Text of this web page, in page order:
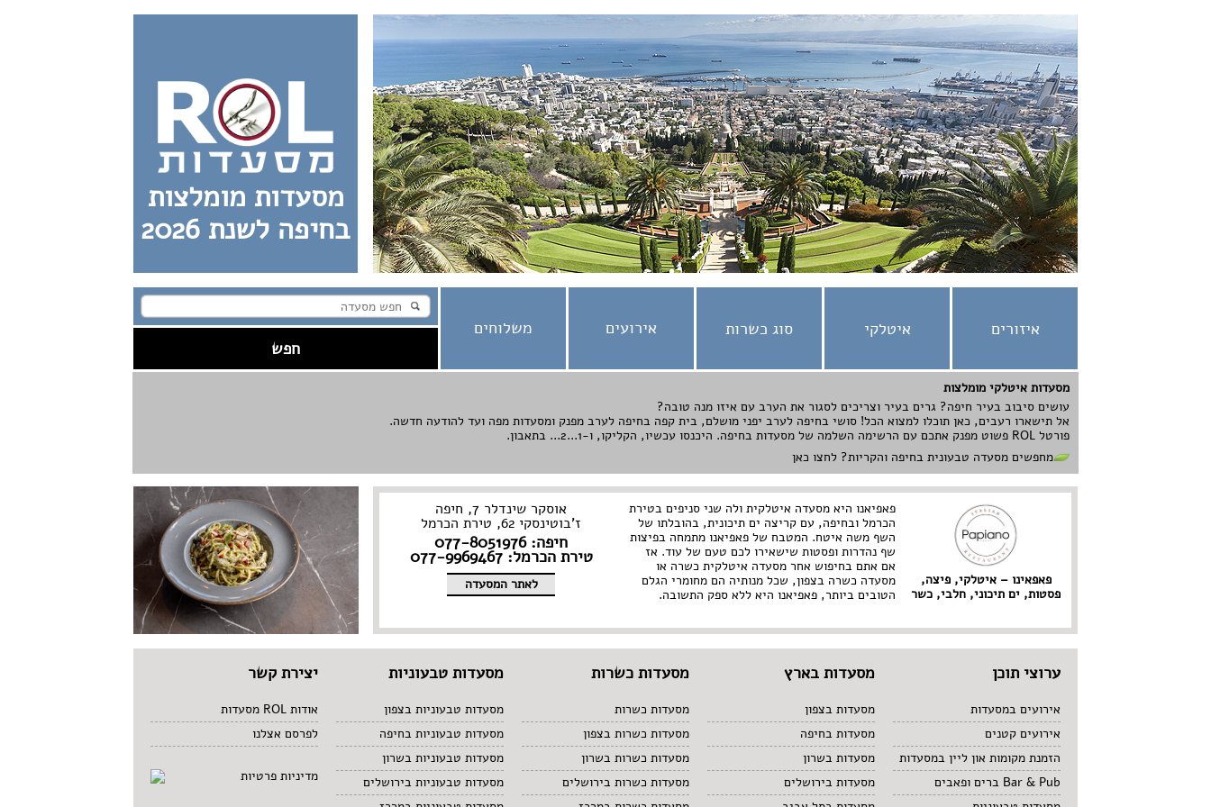
מסעדות מומלצות
בחיפה לשנת 2026
איזורים איטלקי סוג כשרות אירועים משלוחים
מסעדות איטלקי מומלצות
עושים סיבוב בעיר חיפה? גרים בעיר וצריכים לסגור את הערב עם איזו מנה טובה?
אל תישארו רעבים, כאן תוכלו למצוא הכל! סושי בחיפה לערב יפני מושלם, בית קפה בחיפה לערב מפנק ומסעדות מפה ועד להודעה חדשה.
פורטל ROL פשוט מפנק אתכם עם הרשימה השלמה של מסעדות בחיפה. היכנסו עכשיו, הקליקו, ו-1...2... בתאבון.
מחפשים מסעדה טבעונית בחיפה והקריות? לחצו כאן
פאפאינו – איטלקי, פיצה,
פסטות, ים תיכוני, חלבי, כשר
פאפיאנו היא מסעדה איטלקית ולה שני סניפים בטירת
הכרמל ובחיפה, עם קריצה ים תיכונית, בהובלתו של
השף משה איטח. המטבח של פאפיאנו מתמחה בפיצות
שף נהדרות ופסטות שישאירו לכם טעם של עוד. אז
אם אתם בחיפוש אחר מסעדה איטלקית כשרה או
מסעדה כשרה בצפון, שכל מנותיה הם מחומרי הגלם
הטובים ביותר, פאפיאנו היא ללא ספק התשובה.
אוסקר שינדלר 7, חיפה
ז'בוטינסקי 62, טירת הכרמל
חיפה: 077-8051976
טירת הכרמל: 077-9969467
לאתר המסעדה
ערוצי תוכן
אירועים במסעדות
אירועים קטנים
הזמנת מקומות און ליין במסעדות
Bar & Pub ברים ופאבים
מסעדות בארץ
מסעדות בצפון
מסעדות בחיפה
מסעדות בשרון
מסעדות בירושלים
מסעדות כשרות
מסעדות כשרות
מסעדות כשרות בצפון
מסעדות כשרות בשרון
מסעדות כשרות בירושלים
מסעדות טבעוניות
מסעדות טבעוניות בצפון
מסעדות טבעוניות בחיפה
מסעדות טבעוניות בשרון
מסעדות טבעוניות בירושלים
יצירת קשר
אודות ROL מסעדות
לפרסם אצלנו
מדיניות פרטיות